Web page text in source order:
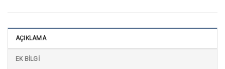
AÇIKLAMA
EK BILGI